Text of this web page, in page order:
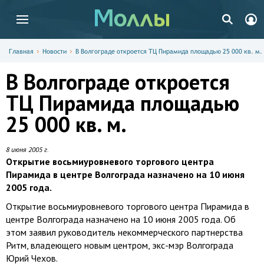
Главная Новости В Волгограде откроется ТЦ Пирамида площадью 25 000 кв. м.
В Волгограде откроется
ТЦ Пирамида площадью
25 000 кв. м.
8 июня 2005 г.
Открытие восьмиуровневого торгового центра
Пирамида в центре Волгограда назначено на 10 июня
2005 года.
Открытие восьмиуровневого торгового центра Пирамида в
центре Волгограда назначено на 10 июня 2005 года. Об
этом заявил руководитель некоммерческого партнерства
Ритм, владеющего новым центром, экс-мэр Волгограда
Юрий Чехов.